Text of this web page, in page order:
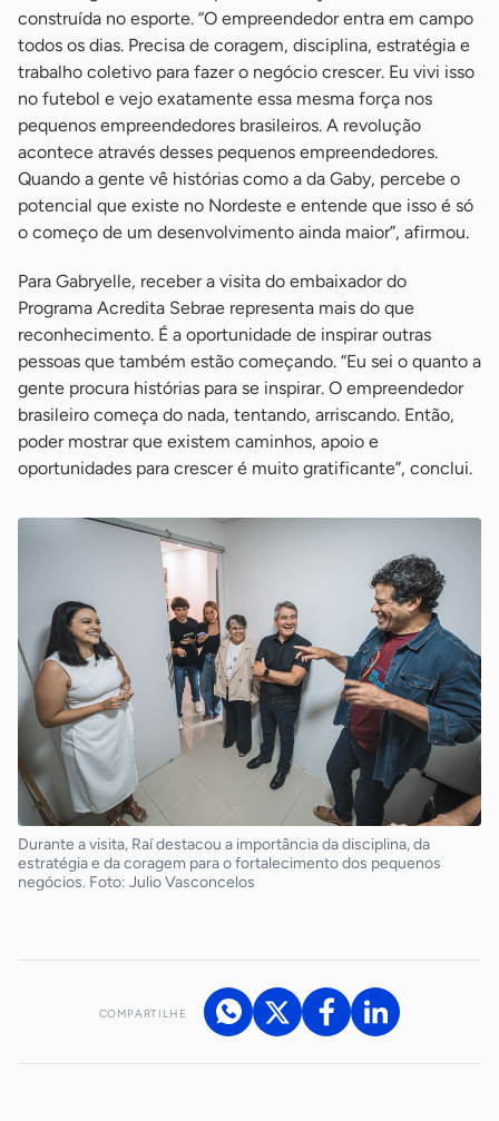
construída no esporte. “O empreendedor entra em campo
todos os dias. Precisa de coragem, disciplina, estratégia e
trabalho coletivo para fazer o negócio crescer. Eu vivi isso
no futebol e vejo exatamente essa mesma força nos
pequenos empreendedores brasileiros. A revolução
acontece através desses pequenos empreendedores.
Quando a gente vê histórias como a da Gaby, percebe o
potencial que existe no Nordeste e entende que isso é só
o começo de um desenvolvimento ainda maior”, afirmou.
Para Gabryelle, receber a visita do embaixador do
Programa Acredita Sebrae representa mais do que
reconhecimento. É a oportunidade de inspirar outras
pessoas que também estão começando. “Eu sei o quanto a
gente procura histórias para se inspirar. O empreendedor
brasileiro começa do nada, tentando, arriscando. Então,
poder mostrar que existem caminhos, apoio e
oportunidades para crescer é muito gratificante”, conclui.
Durante a visita, Raí destacou a importância da disciplina, da
estratégia e da coragem para o fortalecimento dos pequenos
negócios. Foto: Julio Vasconcelos
COMPARTILHE